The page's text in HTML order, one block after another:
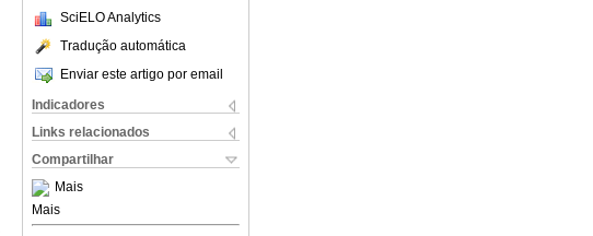
SciELO Analytics
Tradução automática
Enviar este artigo por email
Indicadores
Links relacionados
Compartilhar
Mais
Mais